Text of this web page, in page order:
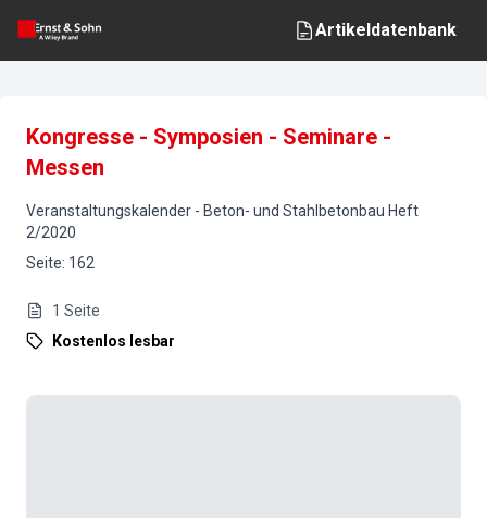
Artikeldatenbank
Kongresse - Symposien - Seminare -
Messen
Veranstaltungskalender - Beton- und Stahlbetonbau Heft
2/2020
Seite: 162
1 Seite
Kostenlos lesbar